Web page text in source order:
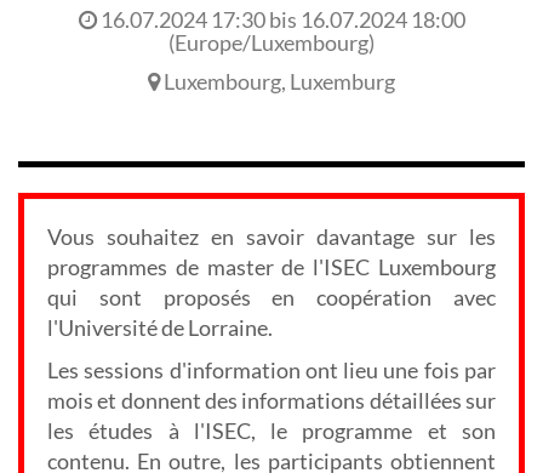
16.07.2024 17:30bis 16.07.2024 18:00
(Europe/Luxembourg)
Luxembourg, Luxemburg
Vous souhaitez en savoir davantage sur les
programmes de master de l'ISEC Luxembourg
qui sont proposés en coopération avec
l'Université de Lorraine.
Les sessions d'information ont lieu une fois par
mois et donnent des informations détaillées sur
les études à l'ISEC, le programme et son
contenu. En outre, les participants obtiennent